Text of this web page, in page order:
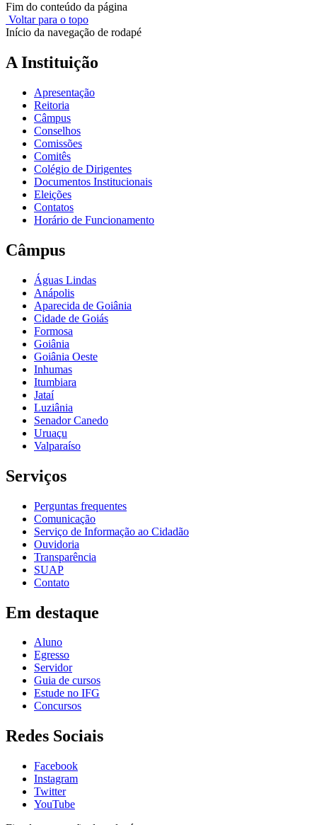
Fim do conteúdo da página
Voltar para o topo
Início da navegação de rodapé
A Instituição
Apresentação
Reitoria
Câmpus
Conselhos
Comissões
Comitês
Colégio de Dirigentes
Documentos Institucionais
Eleições
Contatos
Horário de Funcionamento
Câmpus
Águas Lindas
Anápolis
Aparecida de Goiânia
Cidade de Goiás
Formosa
Goiânia
Goiânia Oeste
Inhumas
Itumbiara
Jataí
Luziânia
Senador Canedo
Uruaçu
Valparaíso
Serviços
Perguntas frequentes
Comunicação
Serviço de Informação ao Cidadão
Ouvidoria
Transparência
SUAP
Contato
Em destaque
Aluno
Egresso
Servidor
Guia de cursos
Estude no IFG
Concursos
Redes Sociais
Facebook
Instagram
Twitter
YouTube